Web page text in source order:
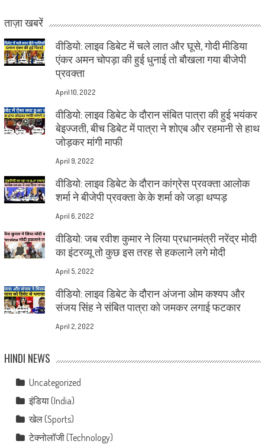
ताज़ा खबरें
वीडियो: लाइव डिबेट में चले लात और घूसे, गोदी मीडिया
एंकर अमन चोपड़ा की हुई धुनाई तो बौखला गया बीजेपी
प्रवक्ता
April 10, 2022
वीडियो: लाइव डिबेट के दौरान संबित पात्रा की हुई भयंकर
बेइज्जती, बीच डिबेट में पात्रा ने शोएब और रहमानी से हाथ
जोड़कर मांगी माफी
April 9, 2022
वीडियो: लाइव डिबेट के दौरान कांग्रेस प्रवक्ता आलोक
शर्मा ने बीजेपी प्रवक्ता के.के शर्मा को जड़ा थप्पड़
April 6, 2022
वीडियो: जब रवीश कुमार ने लिया प्रधानमंत्री नरेंद्र मोदी
का इंटरव्यू तो कुछ इस तरह से हकलाने लगे मोदी
April 5, 2022
वीडियो: लाइव डिबेट के दौरान अंजना ओम कश्यप और
संजय सिंह ने संबित पात्रा को जमकर लगाई फटकार
April 2, 2022
HINDI NEWS
Uncategorized
इंडिया (India)
खेल (Sports)
टेक्नोलॉजी (Technology)